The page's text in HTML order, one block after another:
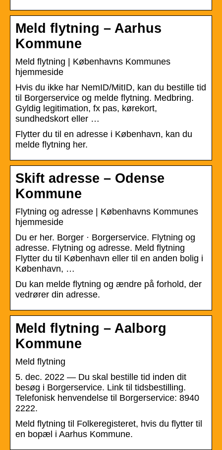
Meld flytning – Aarhus
Kommune
Meld flytning | Københavns Kommunes
hjemmeside
Hvis du ikke har NemID/MitID, kan du bestille tid
til Borgerservice og melde flytning. Medbring.
Gyldig legitimation, fx pas, kørekort,
sundhedskort eller …
Flytter du til en adresse i København, kan du
melde flytning her.
Skift adresse – Odense
Kommune
Flytning og adresse | Københavns Kommunes
hjemmeside
Du er her. Borger · Borgerservice. Flytning og
adresse. Flytning og adresse. Meld flytning
Flytter du til København eller til en anden bolig i
København, …
Du kan melde flytning og ændre på forhold, der
vedrører din adresse.
Meld flytning – Aalborg
Kommune
Meld flytning
5. dec. 2022 — Du skal bestille tid inden dit
besøg i Borgerservice. Link til tidsbestilling.
Telefonisk henvendelse til Borgerservice: 8940
2222.
Meld flytning til Folkeregisteret, hvis du flytter til
en bopæl i Aarhus Kommune.